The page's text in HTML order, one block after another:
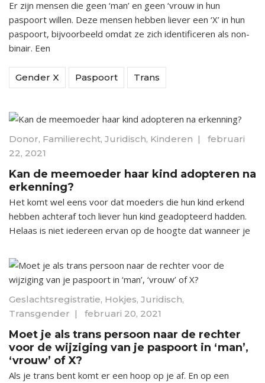
Er zijn mensen die geen ‘man’ en geen ‘vrouw in hun
paspoort willen. Deze mensen hebben liever een ‘X’ in hun
paspoort, bijvoorbeeld omdat ze zich identificeren als non-
binair. Een
Gender X Paspoort Trans
Donor, Familierecht, Juridisch, Kinderen | februari
22, 2021
Kan de meemoeder haar kind adopteren na
erkenning?
Het komt wel eens voor dat moeders die hun kind erkend
hebben achteraf toch liever hun kind geadopteerd hadden.
Helaas is niet iedereen ervan op de hoogte dat wanneer je
Geslachtsregistratie, Hokjes, Juridisch,
Transgender | februari 20, 2021
Moet je als trans persoon naar de rechter
voor de wijziging van je paspoort in ‘man’,
‘vrouw’ of X?
Als je trans bent komt er een hoop op je af. En op een